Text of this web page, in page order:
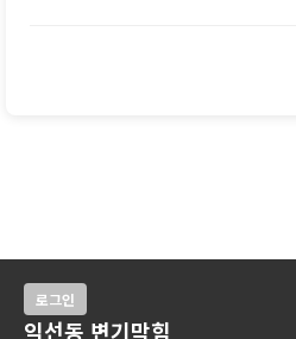
로그인
익선동 변기막힘